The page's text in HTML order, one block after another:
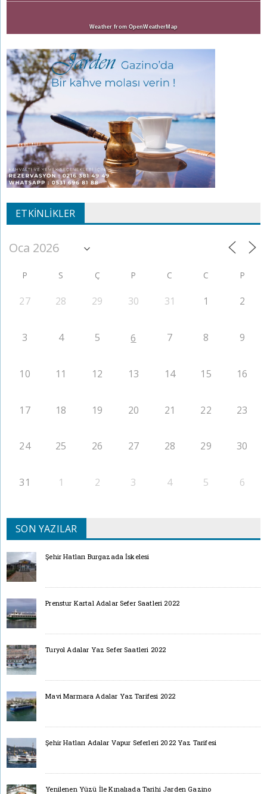
Weather from OpenWeatherMap
ETKINLIKLER
P S Ç P C C P
27 28 29 30 31 1 2
3 4 5 6 7 8 9
10 11 12 13 14 15 16
17 18 19 20 21 22 23
24 25 26 27 28 29 30
31 1 2 3 4 5 6
SON YAZILAR
Şehir Hatları Burgazada İskelesi
Prenstur Kartal Adalar Sefer Saatleri 2022
Turyol Adalar Yaz Sefer Saatleri 2022
Mavi Marmara Adalar Yaz Tarifesi 2022
Şehir Hatları Adalar Vapur Seferleri 2022 Yaz Tarifesi
Yenilenen Yüzü İle Kınalıada Tarihi Jarden Gazino